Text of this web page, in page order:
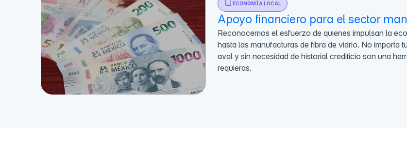
ECONOMÍA LOCAL
Apoyo financiero para el sector
Reconocemos el esfuerzo de quienes impulsan la
hasta las manufacturas de fibra de vidrio. No importa
aval y sin necesidad de historial crediticio son una
requieras.